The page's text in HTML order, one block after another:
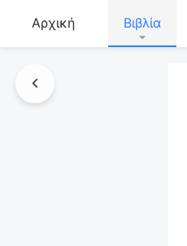
Αρχική Βιβλία